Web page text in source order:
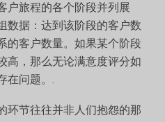
户旅程的各个阶段并列展
数据：达到该阶段的客户数
的客户数量。如果某个阶段
高，那么无论满意度评分如
问题。.
环节往往并非人们抱怨的那